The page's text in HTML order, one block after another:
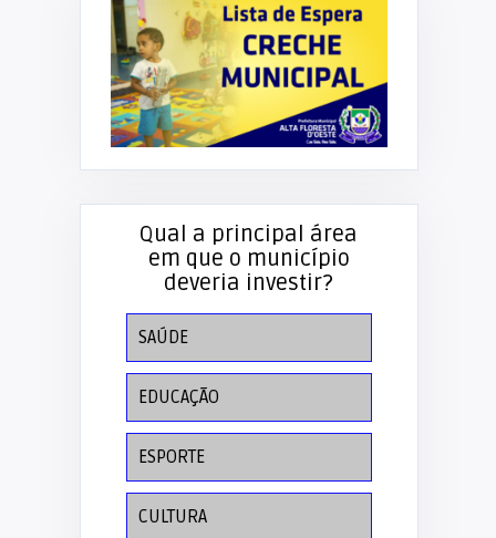
Qual a principal área
em que o município
deveria investir?
SAÚDE
EDUCAÇÃO
ESPORTE
CULTURA